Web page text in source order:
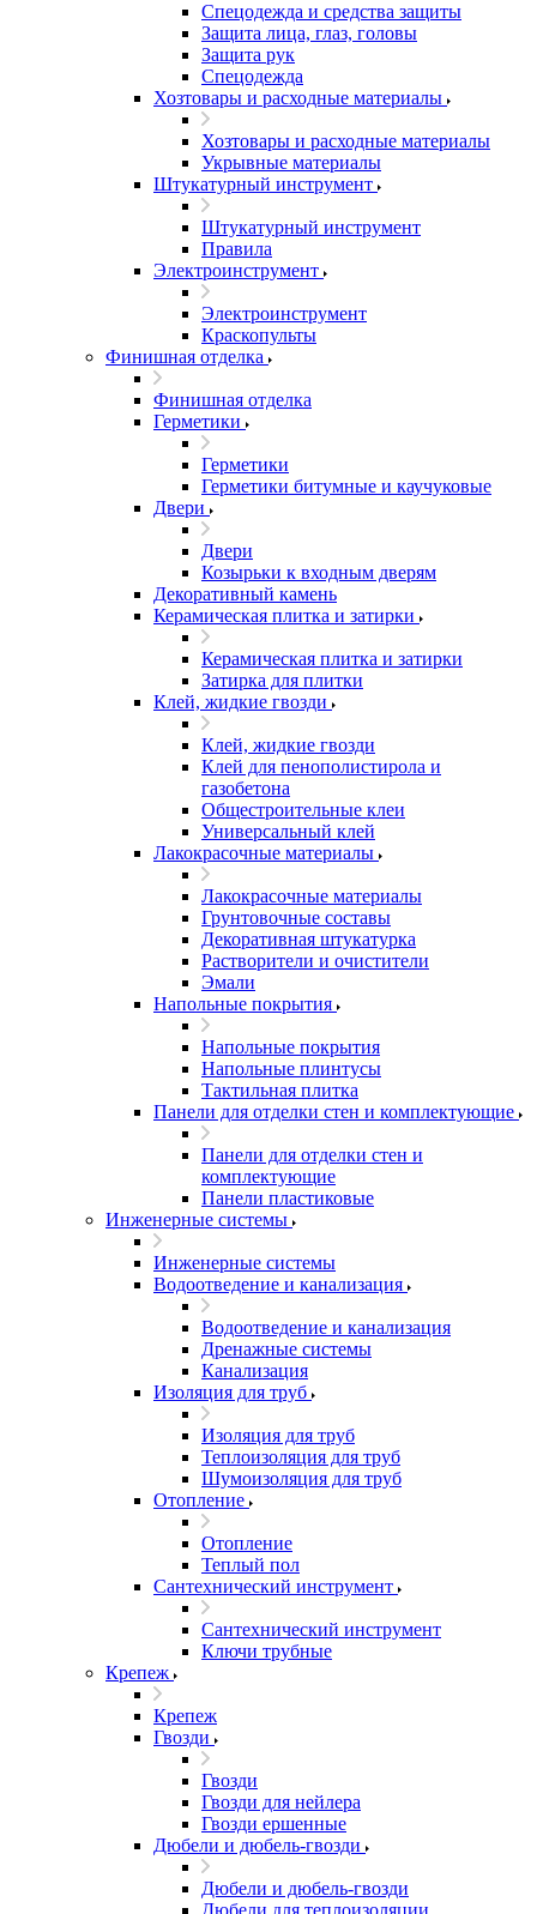
Спецодежда и средства защиты
Защита лица, глаз, головы
Защита рук
Спецодежда
Хозтовары и расходные материалы
Хозтовары и расходные материалы
Укрывные материалы
Штукатурный инструмент
Штукатурный инструмент
Правила
Электроинструмент
Электроинструмент
Краскопульты
Финишная отделка
Финишная отделка
Герметики
Герметики
Герметики битумные и каучуковые
Двери
Двери
Козырьки к входным дверям
Декоративный камень
Керамическая плитка и затирки
Керамическая плитка и затирки
Затирка для плитки
Клей, жидкие гвозди
Клей, жидкие гвозди
Клей для пенополистирола и
газобетона
Общестроительные клеи
Универсальный клей
Лакокрасочные материалы
Лакокрасочные материалы
Грунтовочные составы
Декоративная штукатурка
Растворители и очистители
Эмали
Напольные покрытия
Напольные покрытия
Напольные плинтусы
Тактильная плитка
Панели для отделки стен и комплектующие
Панели для отделки стен и
комплектующие
Панели пластиковые
Инженерные системы
Инженерные системы
Водоотведение и канализация
Водоотведение и канализация
Дренажные системы
Канализация
Изоляция для труб
Изоляция для труб
Теплоизоляция для труб
Шумоизоляция для труб
Отопление
Отопление
Теплый пол
Сантехнический инструмент
Сантехнический инструмент
Ключи трубные
Крепеж
Крепеж
Гвозди
Гвозди
Гвозди для нейлера
Гвозди ершенные
Дюбели и дюбель-гвозди
Дюбели и дюбель-гвозди
Дюбели для теплоизоляции